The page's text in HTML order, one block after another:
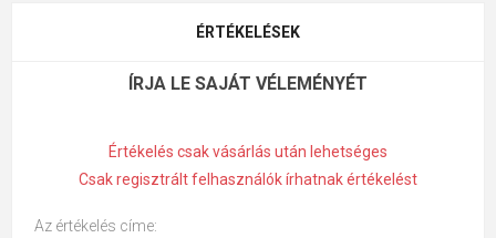
ÉRTÉKELÉSEK
ÍRJA LE SAJÁT VÉLEMÉNYÉT
Értékelés csak vásárlás után lehetséges
Csak regisztrált felhasználók írhatnak értékelést
Az értékelés címe: